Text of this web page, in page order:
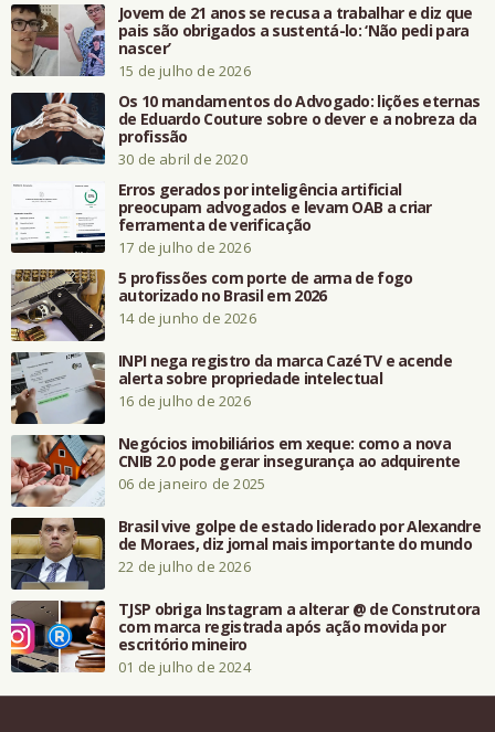
Jovem de 21 anos se recusa a trabalhar e diz que
pais são obrigados a sustentá-lo: ‘Não pedi para
nascer’
15 de julho de 2026
Os 10 mandamentos do Advogado: lições eternas
de Eduardo Couture sobre o dever e a nobreza da
profissão
30 de abril de 2020
Erros gerados por inteligência artificial
preocupam advogados e levam OAB a criar
ferramenta de verificação
17 de julho de 2026
5 profissões com porte de arma de fogo
autorizado no Brasil em 2026
14 de junho de 2026
INPI nega registro da marca CazéTV e acende
alerta sobre propriedade intelectual
16 de julho de 2026
Negócios imobiliários em xeque: como a nova
CNIB 2.0 pode gerar insegurança ao adquirente
06 de janeiro de 2025
Brasil vive golpe de estado liderado por Alexandre
de Moraes, diz jornal mais importante do mundo
22 de julho de 2026
TJSP obriga Instagram a alterar @ de Construtora
com marca registrada após ação movida por
escritório mineiro
01 de julho de 2024